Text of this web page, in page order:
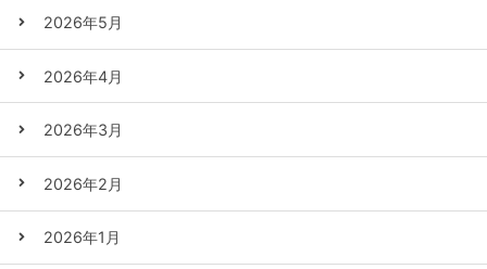
2026年5月
2026年4月
2026年3月
2026年2月
2026年1月